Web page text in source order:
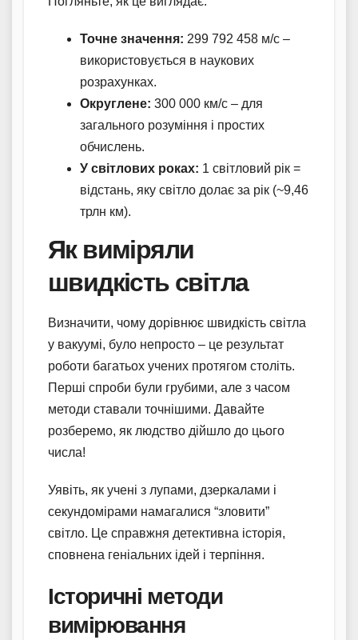
Точне значення: 299 792 458 м/с –
використовується в наукових
розрахунках.
Округлене: 300 000 км/с – для
загального розуміння і простих
обчислень.
У світлових роках: 1 світловий рік =
відстань, яку світло долає за рік (~9,46
трлн км).
Як виміряли
швидкість світла
Визначити, чому дорівнює швидкість світла
у вакуумі, було непросто – це результат
роботи багатьох учених протягом століть.
Перші спроби були грубими, але з часом
методи ставали точнішими. Давайте
розберемо, як людство дійшло до цього
числа!
Уявіть, як учені з лупами, дзеркалами і
секундомірами намагалися “зловити”
світло. Це справжня детективна історія,
сповнена геніальних ідей і терпіння.
Історичні методи
вимірювання